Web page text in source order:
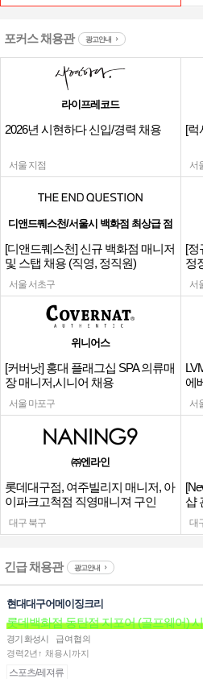
포커스 채용관 광고안내
라이프레코드
2026년 시현하다 신입/경력 채용
서울 지점
[럭
서
디앤드퀘스천/서울시 백화점 최상급 점
[디앤드퀘스천] 신규 백화점 매니저
및 스탭 채용 (직영, 정직원)
서울 서초구
[정
정
서
위니어스
[커버낫] 홍대 플래그십 SPA 의류매
장 매니저,시니어 채용
서울 마포구
에
서
㈜엔라인
롯데대구점, 여주빌리지 매니저, 아
이파크고척점 직영매니져 구인
대구 북구
샵
대
긴급 채용관 광고안내
현대대구어메이징크리
롯데백화점 동탄점 지포어 (골프웨어)
경기 화성시
급여협의
경력2년↑ 채용시까지
스포츠/레져류